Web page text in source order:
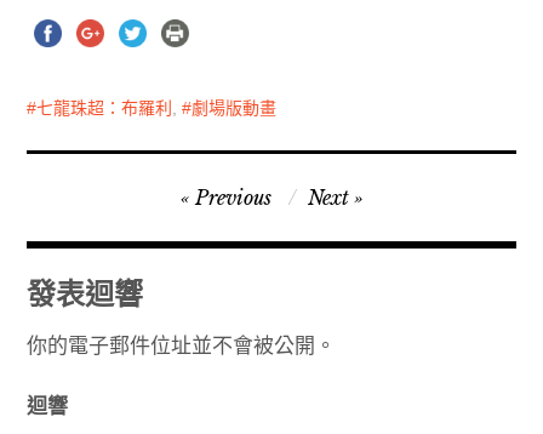
七龍珠超：布羅利 , 劇場版動畫
章
導
覽
Previous Next
發表迴響
你的電子郵件位址並不會被公開。
迴響